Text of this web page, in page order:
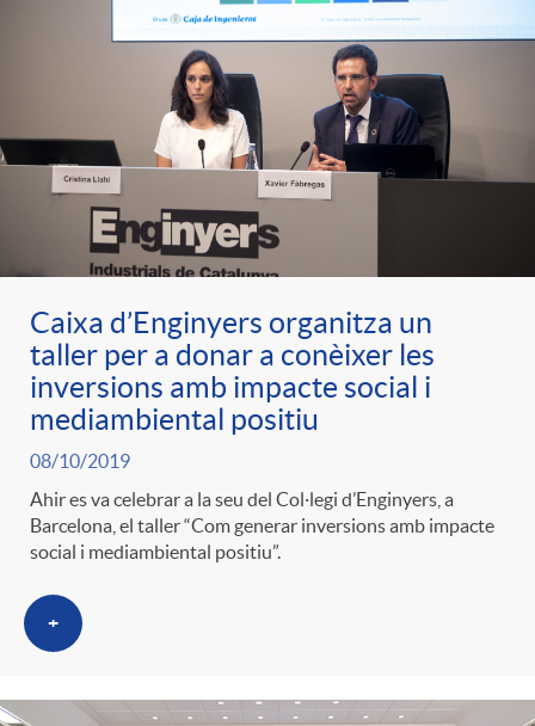
Caixa d’Enginyers organitza un
taller per a donar a conèixer les
inversions amb impacte social i
mediambiental positiu
08/10/2019
Ahir es va celebrar a la seu del Col·legi d’Enginyers, a
Barcelona, el taller “Com generar inversions amb impacte
social i mediambiental positiu”.
+